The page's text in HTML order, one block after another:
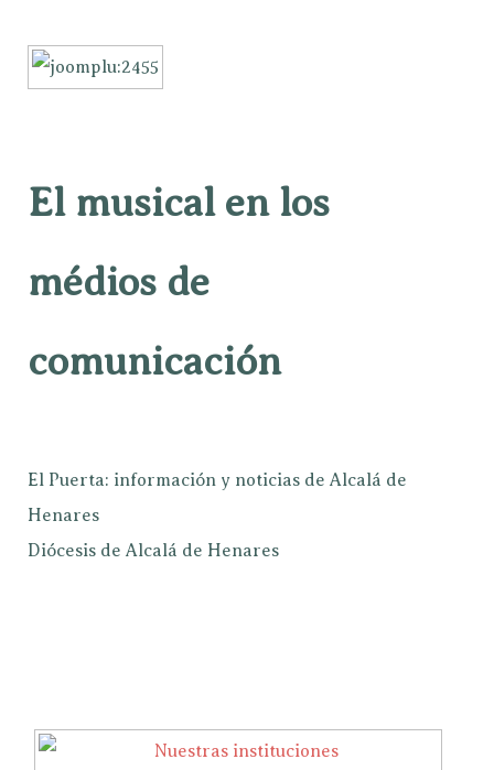
El musical en los
médios de
comunicación
El Puerta: información y noticias de Alcalá de
Henares
Diócesis de Alcalá de Henares